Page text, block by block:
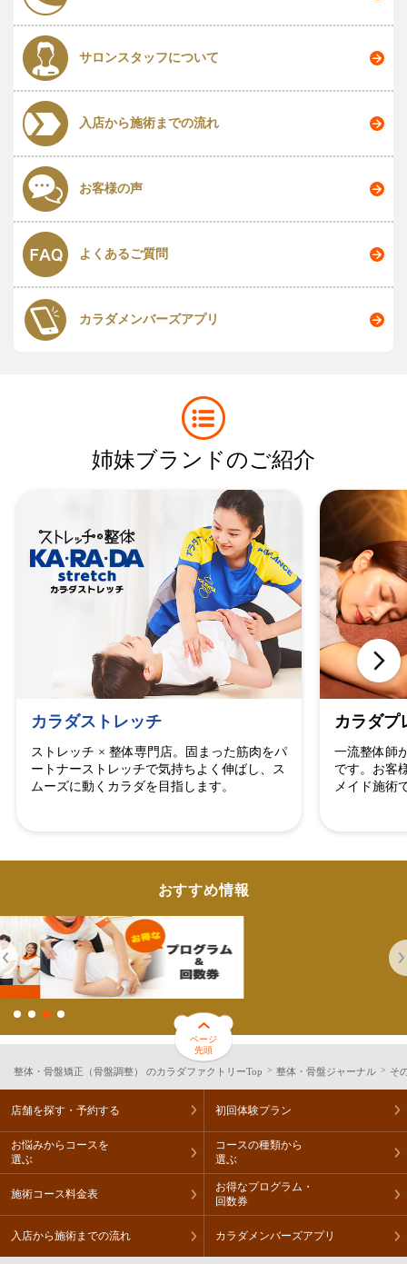
サロンスタッフについて
入店から施術までの流れ
お客様の声
よくあるご質問
カラダメンバーズアプリ
姉妹ブランドのご紹介
カラダストレッチ
ストレッチ × 整体専門店。固まった筋肉をパ
ートナーストレッチで気持ちよく伸ばし、ス
ムーズに動くカラダを目指します。
カラダプ
一流整体師
です。お客
メイド施術
おすすめ情報
ページ
先頭
整体・骨盤矯正（骨盤調整） のカラダファクトリーTop 整体・骨盤ジャーナル そ
店舗を探す・予約する 初回体験プラン
お悩みからコースを
選ぶ
コースの種類から
選ぶ
施術コース料金表
お得なプログラム・
回数券
入店から施術までの流れ カラダメンバーズアプリ